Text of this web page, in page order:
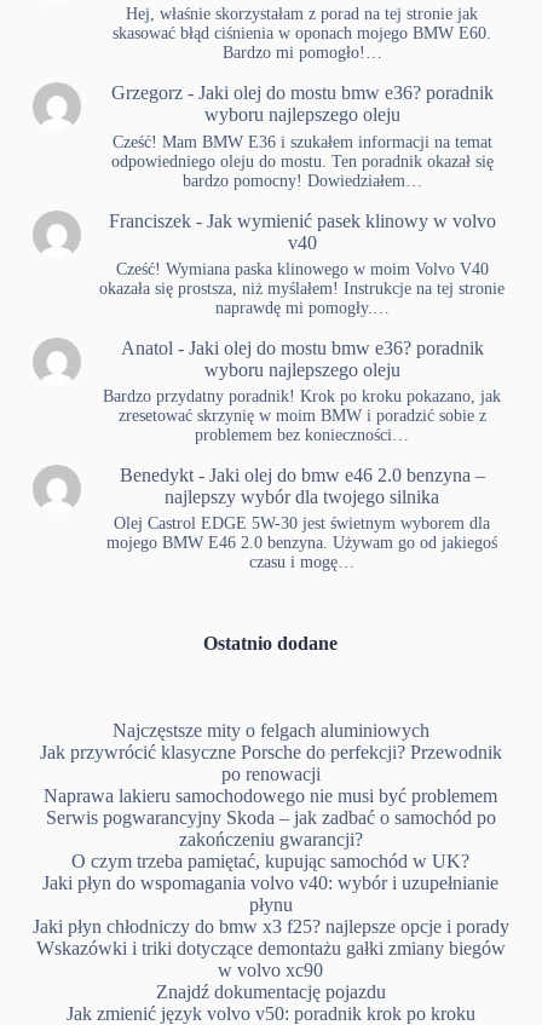
Hej, właśnie skorzystałam z porad na tej stronie jak
skasować błąd ciśnienia w oponach mojego BMW E60.
Bardzo mi pomogło!…
Grzegorz- Jaki olej do mostu bmw e36? poradnik
wyboru najlepszego oleju
Cześć! Mam BMW E36 i szukałem informacji na temat
odpowiedniego oleju do mostu. Ten poradnik okazał się
bardzo pomocny! Dowiedziałem…
Franciszek- Jak wymienić pasek klinowy w volvo
v40
Cześć! Wymiana paska klinowego w moim Volvo V40
okazała się prostsza, niż myślałem! Instrukcje na tej stronie
naprawdę mi pomogły.…
Anatol - Jaki olej do mostu bmw e36? poradnik
wyboru najlepszego oleju
Bardzo przydatny poradnik! Krok po kroku pokazano, jak
zresetować skrzynię w moim BMW i poradzić sobie z
problemem bez konieczności…
Benedykt- Jaki olej do bmw e46 2.0 benzyna –
najlepszy wybór dla twojego silnika
Olej Castrol EDGE 5W-30 jest świetnym wyborem dla
mojego BMW E46 2.0 benzyna. Używam go od jakiegoś
czasu i mogę…
Ostatnio dodane
Najczęstsze mity o felgach aluminiowych
Jak przywrócić klasyczne Porsche do perfekcji? Przewodnik
po renowacji
Naprawa lakieru samochodowego nie musi być problemem
Serwis pogwarancyjny Skoda – jak zadbać o samochód po
zakończeniu gwarancji?
O czym trzeba pamiętać, kupując samochód w UK?
Jaki płyn do wspomagania volvo v40: wybór i uzupełnianie
płynu
Jaki płyn chłodniczy do bmw x3 f25? najlepsze opcje i porady
Wskazówki i triki dotyczące demontażu gałki zmiany biegów
w volvo xc90
Znajdź dokumentację pojazdu
Jak zmienić język volvo v50: poradnik krok po kroku